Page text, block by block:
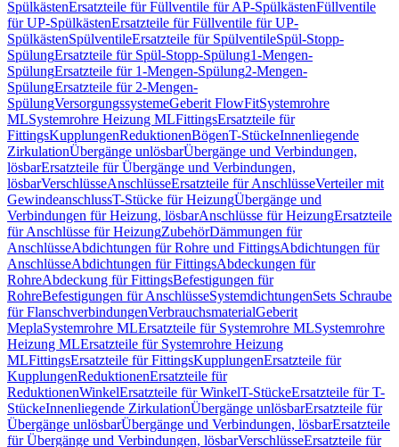
SpülkästenErsatzteile für Füllventile für AP-SpülkästenFüllventile
für UP-SpülkästenErsatzteile für Füllventile für UP-
SpülkästenSpülventileErsatzteile für SpülventileSpül-Stopp-
SpülungErsatzteile für Spül-Stopp-Spülung1-Mengen-
SpülungErsatzteile für 1-Mengen-Spülung2-Mengen-
SpülungErsatzteile für 2-Mengen-
SpülungVersorgungssystemeGeberit FlowFitSystemrohre
MLSystemrohre Heizung MLFittingsErsatzteile für
FittingsKupplungenReduktionenBögenT-StückeInnenliegende
ZirkulationÜbergänge unlösbarÜbergänge und Verbindungen,
lösbarErsatzteile für Übergänge und Verbindungen,
lösbarVerschlüsseAnschlüsseErsatzteile für AnschlüsseVerteiler mit
GewindeanschlussT-Stücke für HeizungÜbergänge und
Verbindungen für Heizung, lösbarAnschlüsse für HeizungErsatzteile
für Anschlüsse für HeizungZubehörDämmungen für
AnschlüsseAbdichtungen für Rohre und FittingsAbdichtungen für
AnschlüsseAbdichtungen für FittingsAbdeckungen für
RohreAbdeckung für FittingsBefestigungen für
RohreBefestigungen für AnschlüsseSystemdichtungenSets Schraube
für FlanschverbindungenVerbrauchsmaterialGeberit
MeplaSystemrohre MLErsatzteile für Systemrohre MLSystemrohre
Heizung MLErsatzteile für Systemrohre Heizung
MLFittingsErsatzteile für FittingsKupplungenErsatzteile für
KupplungenReduktionenErsatzteile für
ReduktionenWinkelErsatzteile für WinkelT-StückeErsatzteile für T-
StückeInnenliegende ZirkulationÜbergänge unlösbarErsatzteile für
Übergänge unlösbarÜbergänge und Verbindungen, lösbarErsatzteile
für Übergänge und Verbindungen, lösbarVerschlüsseErsatzteile für